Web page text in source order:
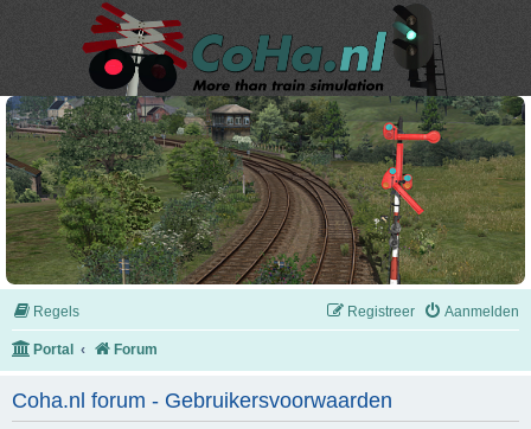
Regels Aanmelden
Registreer
Portal Forum
Coha.nl forum - Gebruikersvoorwaarden